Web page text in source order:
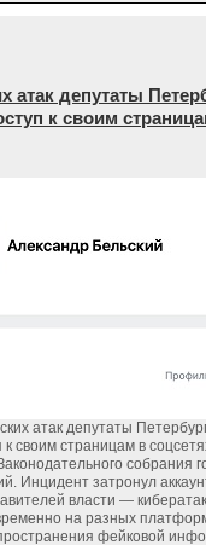
атак депутаты
к своим
атак депутаты
к своим страницам в
собрания
Инцидент затронул
власти —
на разных
фейковой